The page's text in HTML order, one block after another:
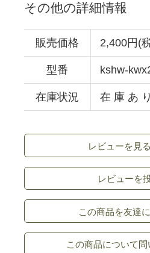
その他の詳細情報
販売価格 2,400円(
型番 kshw-
在庫状況 在 庫 あ り
レビューを見
レビューを
この商品を友達
この商品について問